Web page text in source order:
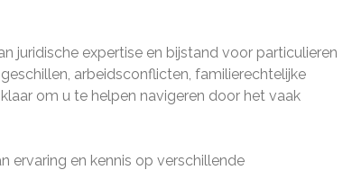
juridische expertise en bijstand voor particulieren
arbeidsconflicten, familierechtelijke
om u te helpen navigeren door het vaak
ervaring en kennis op verschillende